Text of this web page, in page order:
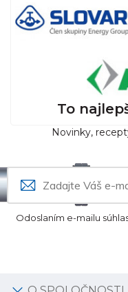
To
Novinky,
Odoslaním e-mailu